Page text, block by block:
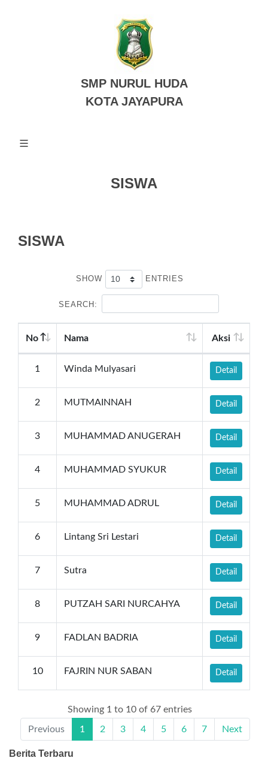
SMP NURUL HUDA
KOTA JAYAPURA
SISWA
SISWA
SHOW ENTRIES
SEARCH:
No Nama Aksi
1 Winda Mulyasari Detail
2 MUTMAINNAH Detail
3 MUHAMMAD ANUGERAH Detail
4 MUHAMMAD SYUKUR Detail
5 MUHAMMAD ADRUL Detail
6 Lintang Sri Lestari Detail
7 Sutra Detail
8 PUTZAH SARI NURCAHYA Detail
9 FADLAN BADRIA Detail
10 FAJRIN NUR SABAN Detail
Showing 1 to 10 of 67 entries
Previous 1 2 3 4 5 6 7 Next
Berita Terbaru